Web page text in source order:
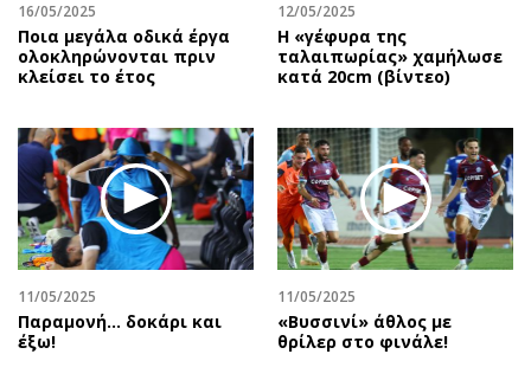
Χειρόγραφα
Επιστολές
16/05/2025
Ποια μεγάλα οδικά έργα
ολοκληρώνονται πριν
κλείσει το έτος
12/05/2025
H «γέφυρα της
ταλαιπωρίας» χαμήλωσε
κατά 20cm (βίντεο)
11/05/2025
Παραμονή… δοκάρι και
έξω!
11/05/2025
«Βυσσινί» άθλος με
θρίλερ στο φινάλε!